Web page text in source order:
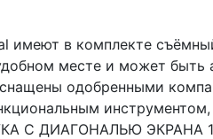
имеют в комплекте
месте и может быть
одобренными
C ДИАГОНАЛЬЮ ЭКРАНА